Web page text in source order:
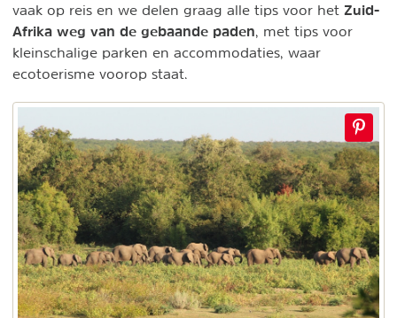
vaak op reis en we delen graag alle tips voor het Zuid-
Afrika weg van de gebaande paden , met tips voor
kleinschalige parken en accommodaties, waar
ecotoerisme voorop staat.